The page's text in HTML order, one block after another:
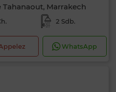
Marrakech
2 Sdb.
WhatsApp